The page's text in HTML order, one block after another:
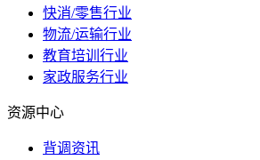
快消/零售行业
物流/运输行业
教育培训行业
家政服务行业
资源中心
背调资讯